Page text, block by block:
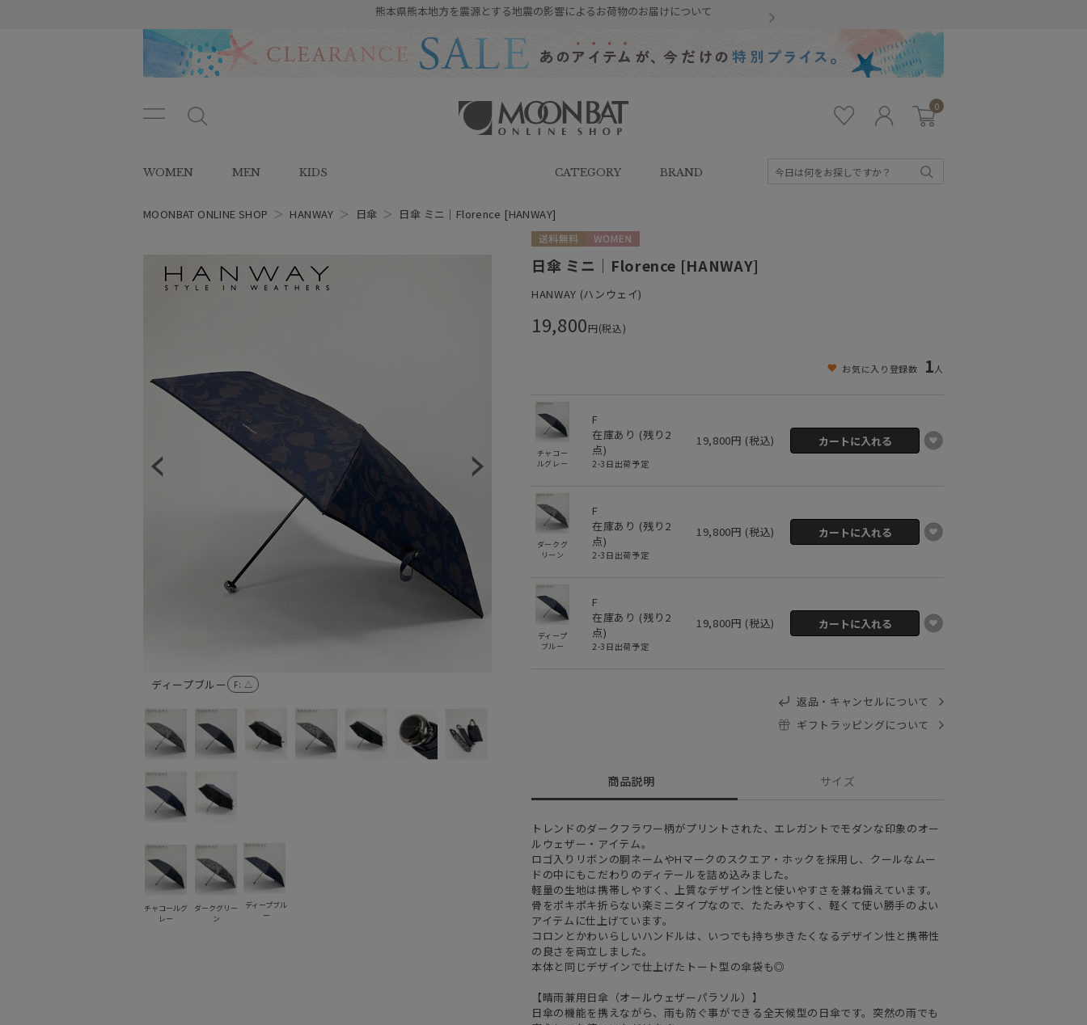
熊本県熊本地方を震源とする地震の影響によるお荷物のお届けについて
ン
ュ
ー
タ
SHOP（ムーンバットオンラインシ
イ
ン
0
WOMEN MEN KIDS CATEGORY BRAND
MOONBAT ONLINE SHOP ＞ HANWAY ＞ 日傘 ＞ 日傘 ミニ｜Florence [HANWAY]
ディープブルー F: △
チャコールグ
レー
ダークグリー
ン
ディープブル
ー
日傘 ミニ｜Florence [HANWAY]
HANWAY (ハンウェイ)
19,800円(税込)
お気に入り登録数 1人
チャコー
ルグレー
F
在庫あり (残り 2
点)
2-3日出荷予定
19,800円 (税込)
ダークグ
リーン
F
在庫あり (残り 2
点)
2-3日出荷予定
19,800円 (税込)
ディープ
ブルー
F
在庫あり (残り 2
点)
2-3日出荷予定
19,800円 (税込)
返品・キャンセルについて
ギフトラッピングについて
商品説明 サイズ
トレンドのダークフラワー柄がプリントされた、エレガントでモダンな印象のオー
ルウェザー・アイテム。
ロゴ入りリボンの胴ネームやHマークのスクエア・ホックを採用し、クールなムー
ドの中にもこだわりのディテールを詰め込みました。
軽量の生地は携帯しやすく、上質なデザイン性と使いやすさを兼ね備えています。
骨をポキポキ折らない楽ミニタイプなので、たたみやすく、軽くて使い勝手のよい
アイテムに仕上げています。
コロンとかわいらしいハンドルは、いつでも持ち歩きたくなるデザイン性と携帯性
の良さを両立しました。
本体と同じデザインで仕上げたトート型の傘袋も◎
【晴雨兼用日傘（オールウェザーパラソル）】
日傘の機能を携えながら、雨も防ぐ事ができる全天候型の日傘です。突然の雨でも